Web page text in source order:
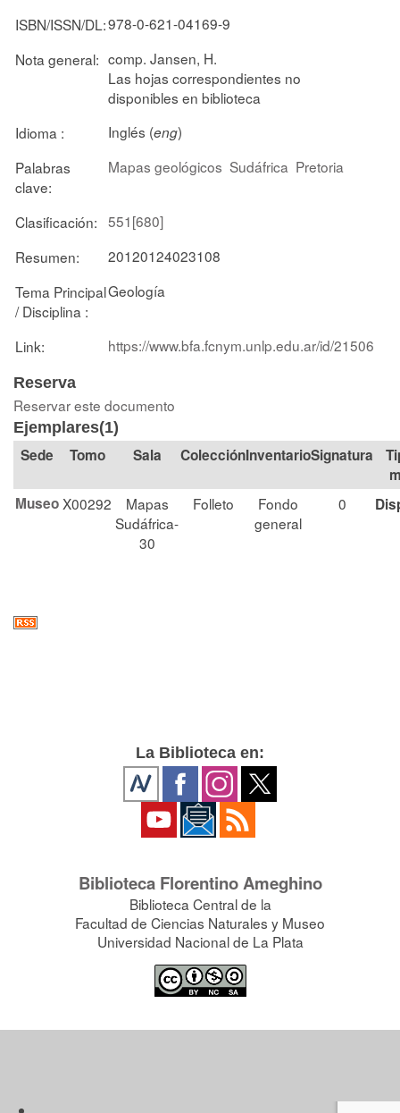
ISBN/ISSN/DL:978-0-621-04169-9
Nota general: comp. Jansen, H.
Las hojas correspondientes no
disponibles en biblioteca
Idioma :
Inglés (eng)
Palabras
clave:
Mapas geológicos Sudáfrica Pretoria
Clasificación: 551[680]
Resumen:
20120124023108
Tema Principal
/ Disciplina :
Geología
Link: https://www.bfa.fcnym.unlp.edu.ar/id/21506
Reserva
Reservar este documento
Ejemplares(1)
Tomo Sala Colección Signatura
MuseoX00292
Mapas
Sudáfrica-
30
Folleto
Fondo
general
0
La Biblioteca en:
Biblioteca Florentino Ameghino
Biblioteca Central de la
Facultad de Ciencias Naturales y Museo
Universidad Nacional de La Plata